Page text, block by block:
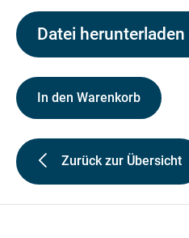
Datei herunterladen
In den Warenkorb
Zurück zur Übersicht